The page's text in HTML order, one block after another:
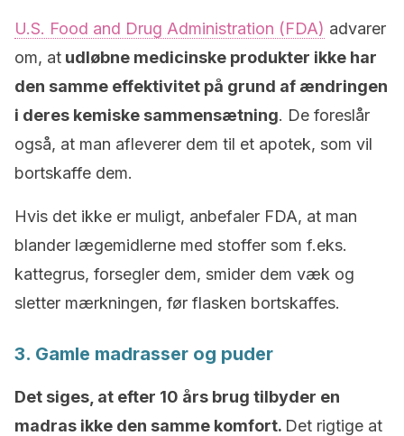
U.S. Food and Drug Administration (FDA) advarer
om, at udløbne medicinske produkter ikke har
den samme effektivitet på grund af ændringen
i deres kemiske sammensætning. De foreslår
også, at man afleverer dem til et apotek, som vil
bortskaffe dem.
Hvis det ikke er muligt, anbefaler FDA, at man
blander lægemidlerne med stoffer som f.eks.
kattegrus, forsegler dem, smider dem væk og
sletter mærkningen, før flasken bortskaffes.
3. Gamle madrasser og puder
Det siges, at efter 10 års brug tilbyder en
madras ikke den samme komfort. Det rigtige at